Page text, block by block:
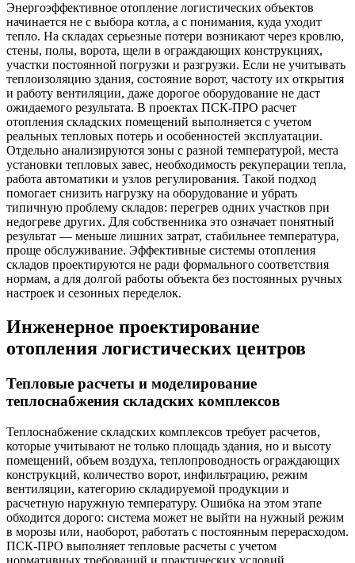
Энергоэффективное отопление логистических объектов
начинается не с выбора котла, а с понимания, куда уходит
тепло. На складах серьезные потери возникают через кровлю,
стены, полы, ворота, щели в ограждающих конструкциях,
участки постоянной погрузки и разгрузки. Если не учитывать
теплоизоляцию здания, состояние ворот, частоту их открытия
и работу вентиляции, даже дорогое оборудование не даст
ожидаемого результата. В проектах ПСК-ПРО расчет
отопления складских помещений выполняется с учетом
реальных тепловых потерь и особенностей эксплуатации.
Отдельно анализируются зоны с разной температурой, места
установки тепловых завес, необходимость рекуперации тепла,
работа автоматики и узлов регулирования. Такой подход
помогает снизить нагрузку на оборудование и убрать
типичную проблему складов: перегрев одних участков при
недогреве других. Для собственника это означает понятный
результат — меньше лишних затрат, стабильнее температура,
проще обслуживание. Эффективные системы отопления
складов проектируются не ради формального соответствия
нормам, а для долгой работы объекта без постоянных ручных
настроек и сезонных переделок.
Инженерное проектирование
отопления логистических центров
Тепловые расчеты и моделирование
теплоснабжения складских комплексов
Теплоснабжение складских комплексов требует расчетов,
которые учитывают не только площадь здания, но и высоту
помещений, объем воздуха, теплопроводность ограждающих
конструкций, количество ворот, инфильтрацию, режим
вентиляции, категорию складируемой продукции и
расчетную наружную температуру. Ошибка на этом этапе
обходится дорого: система может не выйти на нужный режим
в морозы или, наоборот, работать с постоянным перерасходом.
ПСК-ПРО выполняет тепловые расчеты с учетом
нормативных требований и практических условий